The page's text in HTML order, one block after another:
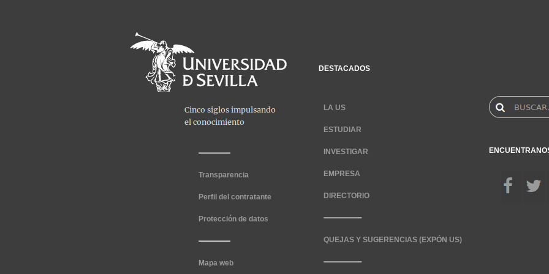
Transparencia
Perfil del contratante
Protección de datos
Mapa web
DESTACADOS
LA US
ESTUDIAR
INVESTIGAR
EMPRESA
DIRECTORIO
QUEJAS Y SUGERENCIAS (EXPÓN US)